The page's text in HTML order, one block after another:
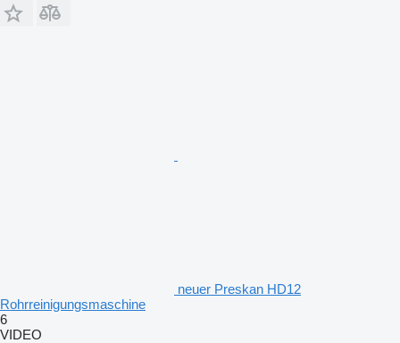
neuer Preskan HD12
Rohrreinigungsmaschine
6
VIDEO